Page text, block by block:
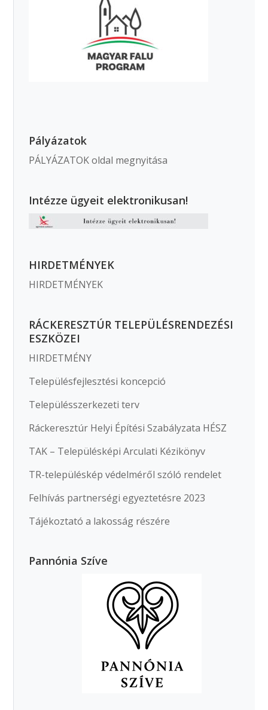
Pályázatok
PÁLYÁZATOK oldal megnyitása
Intézze ügyeit elektronikusan!
HIRDETMÉNYEK
HIRDETMÉNYEK
RÁCKERESZTÚR TELEPÜLÉSRENDEZÉSI
ESZKÖZEI
HIRDETMÉNY
Településfejlesztési koncepció
Településszerkezeti terv
Ráckeresztúr Helyi Építési Szabályzata HÉSZ
TAK – Településképi Arculati Kézikönyv
TR-településkép védelméről szóló rendelet
Felhívás partnerségi egyeztetésre 2023
Tájékoztató a lakosság részére
Pannónia Szíve